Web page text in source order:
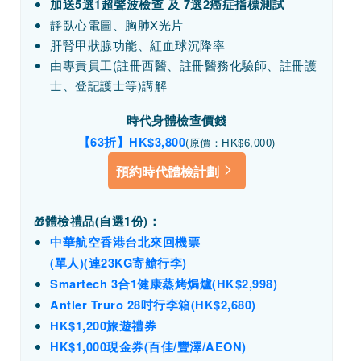
加送5選1超聲波檢查 及 7選2癌症指標測試
靜臥心電圖、胸肺X光片
肝腎甲狀腺功能、紅血球沉降率
由專責員工(註冊西醫、註冊醫務化驗師、註冊護
士、登記護士等)講解
時代身體檢查價錢
【63折】HK$3,800(原價： HK$6,000)
預約時代體檢計劃
🎁體檢禮品(自選1份) ：
中華航空香港台北來回機票
(單人)(連23KG寄艙行李)
Smartech 3合1健康蒸烤焗爐(HK$2,998)
Antler Truro 28吋行李箱(HK$2,680)
HK$1,200旅遊禮券
HK$1,000現金券(百佳/豐澤/AEON)